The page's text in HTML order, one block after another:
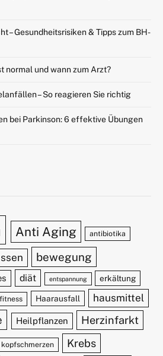
– Gesundheitsrisiken & Tipps zum BH-
normal und wann zum Arzt?
– So reagieren Sie richtig
bei Parkinson: 6 effektive Übungen
Anti Aging antibiotika
bewegung
diät entspannung erkältung
fitness Haarausfall hausmittel
Heilpflanzen Herzinfarkt
kopfschmerzen Krebs